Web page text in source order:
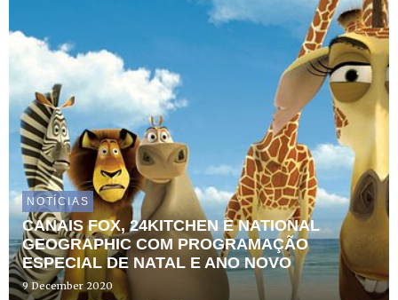
NOTÍCIAS
CANAIS FOX, 24KITCHEN E NATIONAL
GEOGRAPHIC COM PROGRAMAÇÃO
ESPECIAL DE NATAL E ANO NOVO
9 December 2020